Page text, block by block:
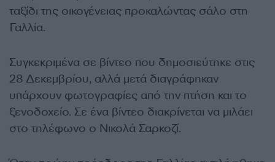
ταξίδι της οικογένειας προκαλώντας σάλο στη
Γαλλία.
Συγκεκριμένα σε βίντεο που δημοσιεύτηκε στις
28 Δεκεμβρίου, αλλά μετά διαγράφηκαν
υπάρχουν φωτογραφίες από την πτήση και το
ξενοδοχείο. Σε ένα βίντεο διακρίνεται να μιλάει
στο τηλέφωνο ο Νικολά Σαρκοζί.